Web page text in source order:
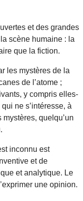
et des grandes
scène humaine : la
que la fiction.
les mystères de la
de l’atome ;
y compris elles-
ne s’intéresse, à
mystères, quelqu’un
inconnu est
et de
et analytique. Le
une opinion.